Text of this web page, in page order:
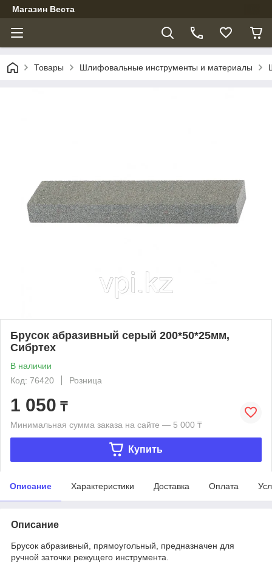
Магазин Веста
Товары Шлифовальные инструменты и материалы
Брусок абразивный серый 200*50*25мм,
Сибртех
В наличии
Код: 76420
Розница
1 050 ₸
Минимальная сумма заказа на сайте — 5 000 ₸
Купить
Описание Характеристики Доставка Оплата
Описание
Брусок абразивный, прямоугольный, предназначен для
ручной заточки режущего инструмента.